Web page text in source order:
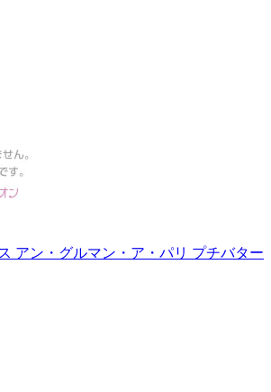
アン・グルマン・ア・パリ プチバター